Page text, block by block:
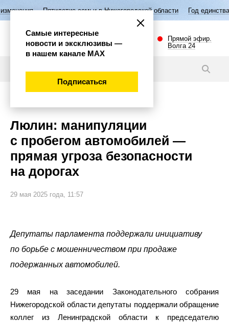
семьи в Нижегородской области Год единства народов России
Прямой эфир.
Волга 24
Люлин: манипуляции
с пробегом автомобилей —
прямая угроза безопасности
на дорогах
29 мая 2025 года, 11:57
Депутаты парламента поддержали инициативу
по борьбе с мошенничеством при продаже
подержанных автомобилей.
29 мая на заседании Законодательного собрания
Нижегородской области депутаты поддержали обращение
коллег из Ленинградской области к председателю
Самые интересные
новости и эксклюзивы —
в нашем канале МАХ
Подписаться